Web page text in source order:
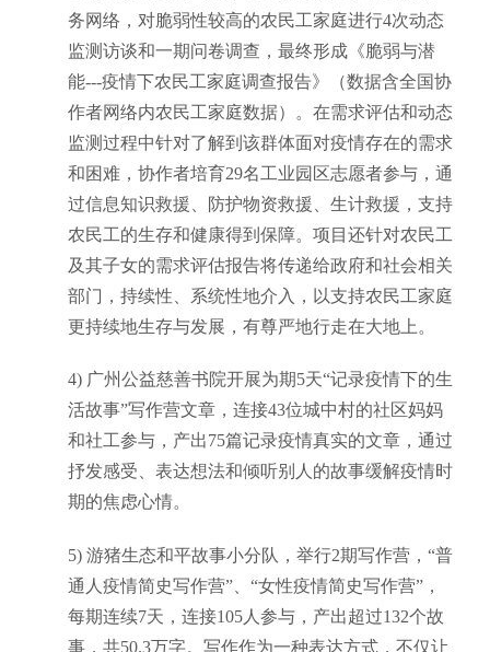
务网络，对脆弱性较高的农民工家庭进行4次动态
监测访谈和一期问卷调查，最终形成《脆弱与潜
能---疫情下农民工家庭调查报告》（数据含全国协
作者网络内农民工家庭数据）。在需求评估和动态
监测过程中针对了解到该群体面对疫情存在的需求
和困难，协作者培育29名工业园区志愿者参与，通
过信息知识救援、防护物资救援、生计救援，支持
农民工的生存和健康得到保障。项目还针对农民工
及其子女的需求评估报告将传递给政府和社会相关
部门，持续性、系统性地介入，以支持农民工家庭
更持续地生存与发展，有尊严地行走在大地上。
4) 广州公益慈善书院开展为期5天“记录疫情下的生
活故事”写作营文章，连接43位城中村的社区妈妈
和社工参与，产出75篇记录疫情真实的文章，通过
抒发感受、表达想法和倾听别人的故事缓解疫情时
期的焦虑心情。
5) 游猪生态和平故事小分队，举行2期写作营，“普
通人疫情简史写作营”、“女性疫情简史写作营”，
每期连续7天，连接105人参与，产出超过132个故
事，共50.3万字。写作作为一种表达方式，不仅让